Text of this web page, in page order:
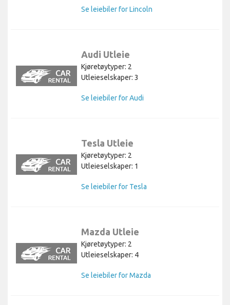
Se leiebiler for Lincoln
Audi Utleie
Kjøretøytyper: 2
Utleieselskaper: 3
Se leiebiler for Audi
Tesla Utleie
Kjøretøytyper: 2
Utleieselskaper: 1
Se leiebiler for Tesla
Mazda Utleie
Kjøretøytyper: 2
Utleieselskaper: 4
Se leiebiler for Mazda